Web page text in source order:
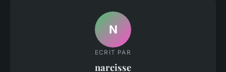
N
ECRIT PAR
narcisse